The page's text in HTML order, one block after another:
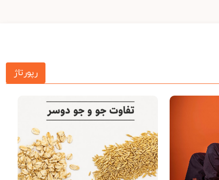
رپورتاژ